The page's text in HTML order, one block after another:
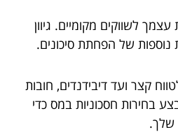
עצמך לשווקים מקומיים. גיוון
נוספות של הפחתת סיכונים.
קצר ועד דיבידנדים, חובות
בחירות חסכוניות במס כדי
שלך.